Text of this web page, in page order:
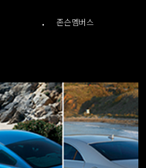
. 존슨멤버스